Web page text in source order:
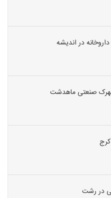
در اندیشه
شهرک صنعتی ماهدشت
در رشت